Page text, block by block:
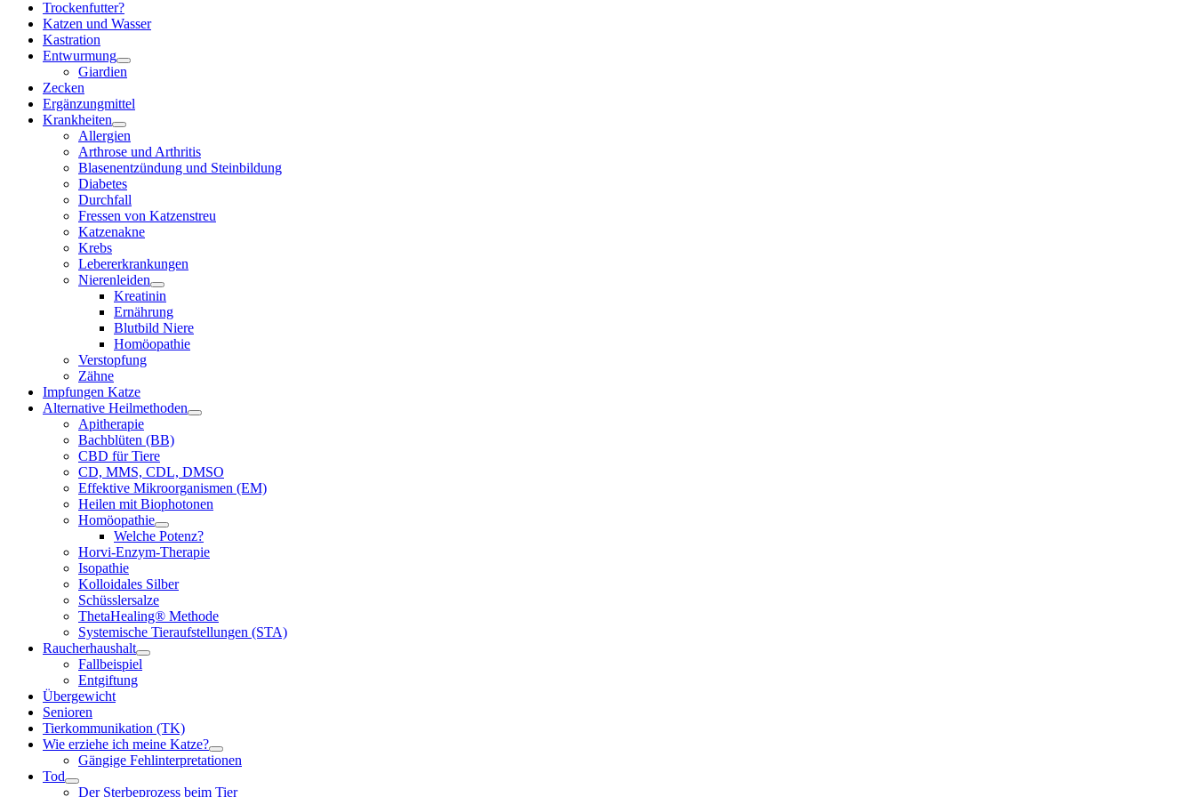
Trockenfutter?
Katzen und Wasser
Kastration
Entwurmung
Giardien
Zecken
Ergänzungmittel
Krankheiten
Allergien
Arthrose und Arthritis
Blasenentzündung und Steinbildung
Diabetes
Durchfall
Fressen von Katzenstreu
Katzenakne
Krebs
Lebererkrankungen
Nierenleiden
Kreatinin
Ernährung
Blutbild Niere
Homöopathie
Verstopfung
Zähne
Impfungen Katze
Alternative Heilmethoden
Apitherapie
Bachblüten (BB)
CBD für Tiere
CD, MMS, CDL, DMSO
Effektive Mikroorganismen (EM)
Heilen mit Biophotonen
Homöopathie
Welche Potenz?
Horvi-Enzym-Therapie
Isopathie
Kolloidales Silber
Schüsslersalze
ThetaHealing® Methode
Systemische Tieraufstellungen (STA)
Raucherhaushalt
Fallbeispiel
Entgiftung
Übergewicht
Senioren
Tierkommunikation (TK)
Wie erziehe ich meine Katze?
Gängige Fehlinterpretationen
Tod
Der Sterbeprozess beim Tier